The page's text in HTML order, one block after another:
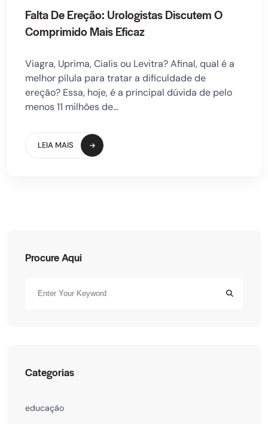
Falta De Ereção: Urologistas Discutem O
Comprimido Mais Eficaz
Viagra, Uprima, Cialis ou Levitra? Afinal, qual é a
melhor pílula para tratar a dificuldade de
ereção? Essa, hoje, é a principal dúvida de pelo
menos 11 milhões de...
LEIA MAIS
Procure Aqui
Categorias
educação